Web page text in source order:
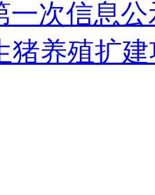
一次信息公
猪养殖扩